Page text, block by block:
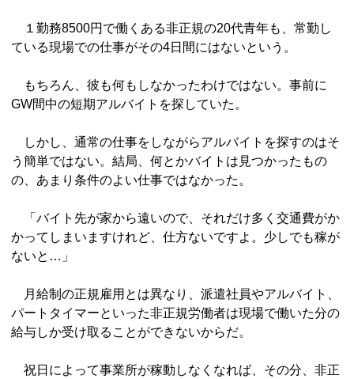
１勤務8500円で働くある非正規の20代青年も、常勤し
ている現場での仕事がその4日間にはないという。
もちろん、彼も何もしなかったわけではない。事前に
GW間中の短期アルバイトを探していた。
しかし、通常の仕事をしながらアルバイトを探すのはそ
う簡単ではない。結局、何とかバイトは見つかったもの
の、あまり条件のよい仕事ではなかった。
「バイト先が家から遠いので、それだけ多く交通費がか
かってしまいますけれど、仕方ないですよ。少しでも稼が
ないと…」
月給制の正規雇用とは異なり、派遣社員やアルバイト、
パートタイマーといった非正規労働者は現場で働いた分の
給与しか受け取ることができないからだ。
祝日によって事業所が稼動しなくなれば、その分、非正